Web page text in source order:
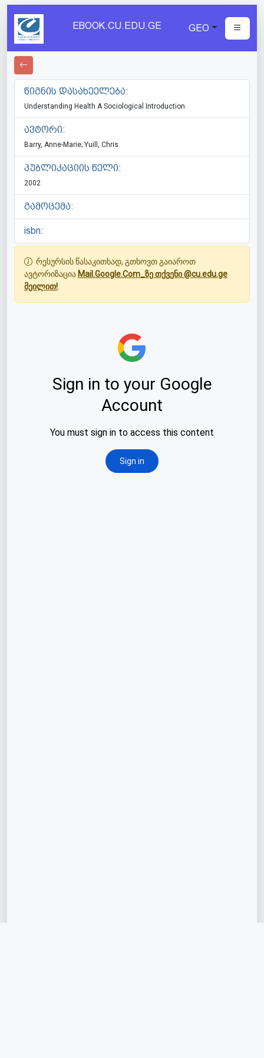
EBOOK.CU.EDU.GE GEO
წიგნის დასახეელება:
Understanding Health A Sociological Introduction
ავტორი:
Barry, Anne-Marie; Yuill, Chris
პუბლიკაციის წელი:
2002
გამოცემა:
isbn:
რესურსის წასაკითხად, გთხოვთ გაიაროთ
ავტორიზაცია Mail.Google.Com_ზე თქვენი @cu.edu.ge
მეილით!